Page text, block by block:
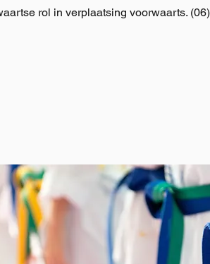
rol in verplaatsing voorwaarts.